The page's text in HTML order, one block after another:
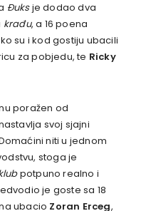
Đuksje dodao dva
krađu, a 16 poena
su i kod gostiju ubacili
za pobjedu, te Ricky
poražen od
svoj sjajni
niti u jednom
stoga je
potpuno realno i
je goste sa 18
ubacio Zoran Erceg,